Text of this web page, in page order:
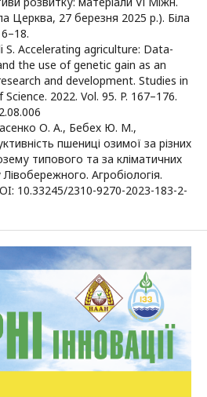
Церква, 27 березня 2025 р.). Біла
S. Accelerating agriculture: Data-
the use of genetic gain as an
and development. Studies in
2022. Vol. 95. P. 167–176.
О. А., Бебех Ю. М.,
пшениці озимої за різних
типового та за кліматичних
Агробіологія.
10.33245/2310-9270-2023-183-2-